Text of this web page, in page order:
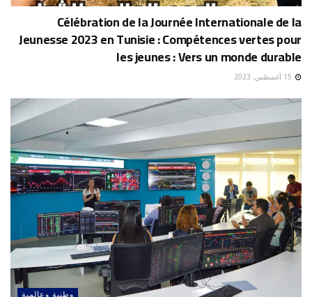
Célébration de la Journée Internationale de la
Jeunesse 2023 en Tunisie : Compétences vertes pour
les jeunes : Vers un monde durable
وطنية وعالمية